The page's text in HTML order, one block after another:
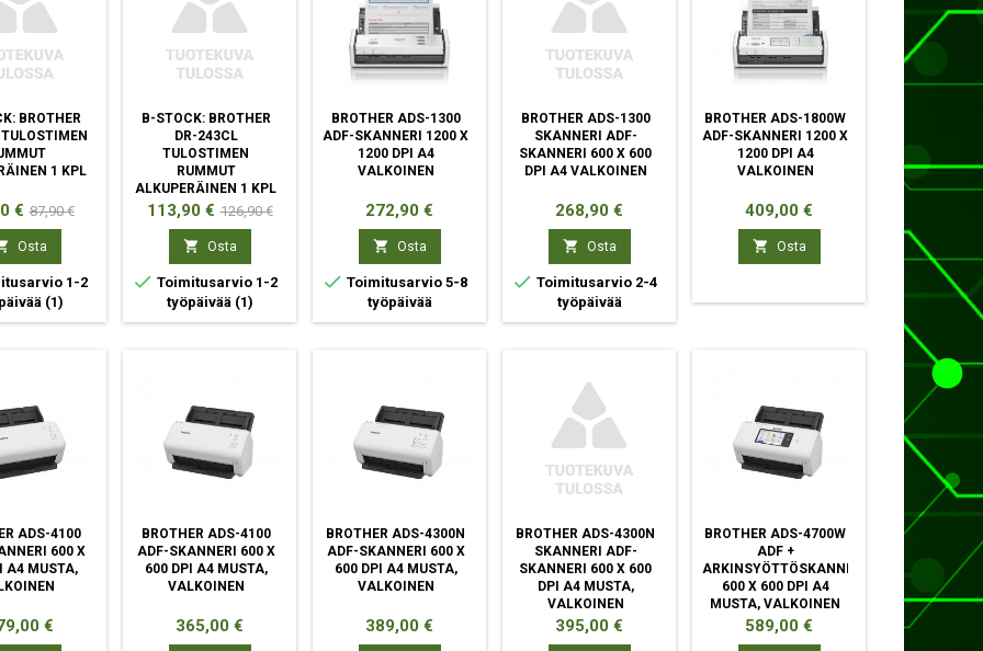
BROTHER
1 KPL
€ Normaali
hinta
87,90 €
Osta
1-2
(1)
B-STOCK: BROTHER
DR-243CL
TULOSTIMEN
RUMMUT
ALKUPERÄINEN 1 KPL
Hinta
113,90 € Normaali
hinta
126,90 €
 Osta
 Toimitusarvio 1-2
työpäivää (1)
BROTHER ADS-1300
ADF-SKANNERI 1200 X
1200 DPI A4
VALKOINEN
Hinta
272,90 €
 Osta
 Toimitusarvio 5-8
työpäivää
BROTHER ADS-1300
SKANNERI ADF-
SKANNERI 600 X 600
DPI A4 VALKOINEN
Hinta
268,90 €
 Osta
 Toimitusarvio 2-4
työpäivää
BROTHER ADS-1800W
ADF-SKANNERI 1200 X
1200 DPI A4
VALKOINEN
Hinta
409,00 €
 Osta
ADS-4100
600 X
A4 MUSTA,
€
BROTHER ADS-4100
ADF-SKANNERI 600 X
600 DPI A4 MUSTA,
VALKOINEN
Hinta
365,00 €
BROTHER ADS-4300N
ADF-SKANNERI 600 X
600 DPI A4 MUSTA,
VALKOINEN
Hinta
389,00 €
BROTHER ADS-4300N
SKANNERI ADF-
SKANNERI 600 X 600
DPI A4 MUSTA,
VALKOINEN
Hinta
395,00 €
BROTHER ADS-4700W
ADF +
ARKINSYÖTTÖSKANNERI
600 X 600 DPI A4
MUSTA, VALKOINEN
Hinta
589,00 €